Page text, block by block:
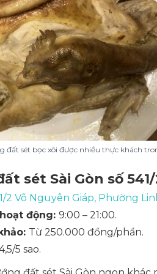
đất sét bọc xôi được nhiều thực khách
sét Sài Gòn số
2 Võ Nguyên Giáp, Phường
động: 9:00 – 21:00.
Từ 250.000 đồng/phần.
5 sao.